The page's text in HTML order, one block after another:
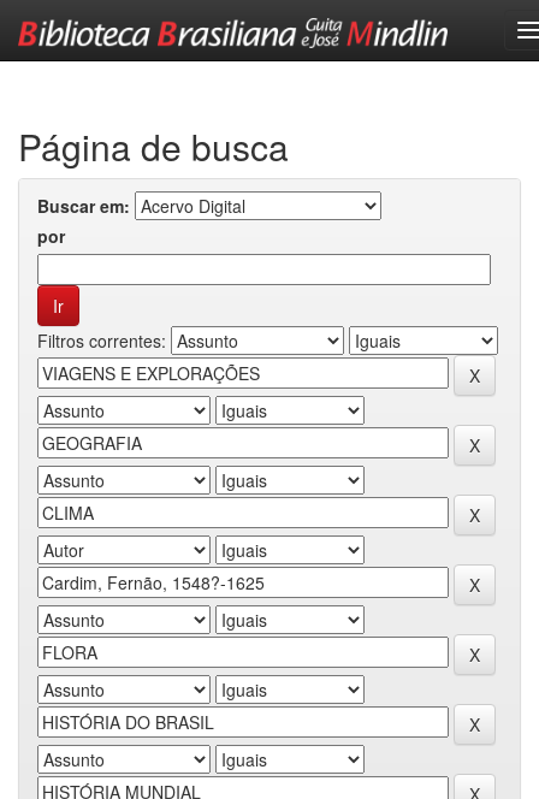
Página de busca
Buscar em:
por
Filtros correntes: